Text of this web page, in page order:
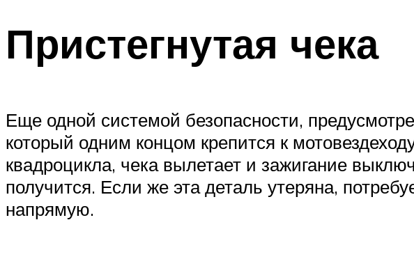
Пристегнутая чека
Еще одной системой безопасности,
который одним концом крепится к
квадроцикла, чека вылетает и зажигание
получится. Если же эта деталь утеряна,
напрямую.